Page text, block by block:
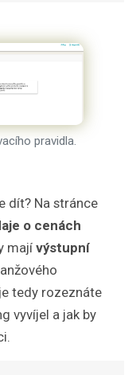
pravidla.
dít? Na stránce
o cenách
mají výstupní
tedy rozeznáte
vyvíjel a jak by